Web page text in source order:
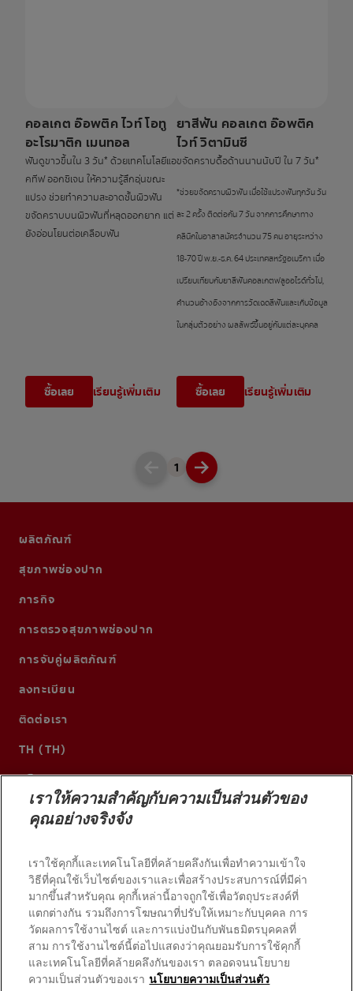
คอลเกต อ๊อพติค ไวท์ โอทู
อะโรมาติก เมนทอล
ฟันดูขาวขึ้นใน 3 วัน* ด้วยเทคโนโลยีแอ
คทีฟ ออกซิเจน ให้ความรู้สึกอุ่นขณะ
แปรง ช่วยทำความสะอาดชั้นผิวฟัน
ขจัดคราบบนผิวฟันที่หลุดออกยาก แต่
ยังอ่อนโยนต่อเคลือบฟัน
ซื้อเลย เรียนรู้เพิ่มเติม
ยาสีฟัน คอลเกต อ๊อพติค
ไวท์ วิตามินซี
ขจัดคราบดื้อด้านนานนับปี ใน 7 วัน*
*ช่วยขจัดคราบผิวฟัน เมื่อใช้แปรงฟันทุกวัน วัน
ละ 2 ครั้ง ติดต่อกัน 7 วัน จากการศึกษาทาง
คลินิกในอาสาสมัครจำนวน 75 คน อายุระหว่าง
18-70 ปี พ.ย.-ธ.ค. 64 ประเทศสหรัฐอเมริกา เมื่อ
เปรียบเทียบกับยาสีฟันคอลเกตฟลูออไรด์ทั่วไป,
คำนวนอ้างอิงจากการวัดเฉดสีฟันและเก็บข้อมูล
ในกลุ่มตัวอย่าง ผลลัพธ์ขึ้นอยู่กับแต่ละบุคคล
ซื้อเลย เรียนรู้เพิ่มเติม
1
ผลิตภัณฑ์
สุขภาพช่องปาก
ภารกิจ
การตรวจสุขภาพช่องปาก
การจับคู่ผลิตภัณฑ์
ลงทะเบียน
ติดต่อเรา
TH (TH)
© 2026 บริษัท คอลเกต-ปาล์มโอลีฟ สงวนลิขสิทธิ์
เงื่อนไขการใช้งาน
เราให้ความสำคัญกับความเป็นส่วนตัวของ
คุณอย่างจริงจัง
เราใช้คุกกี้และเทคโนโลยีที่คล้ายคลึงกันเพื่อทำความเข้าใจ
วิธีที่คุณใช้เว็บไซต์ของเราและเพื่อสร้างประสบการณ์ที่มีค่า
มากขึ้นสำหรับคุณ คุกกี้เหล่านี้อาจถูกใช้เพื่อวัตถุประสงค์ที่
แตกต่างกัน รวมถึงการโฆษณาที่ปรับให้เหมาะกับบุคคล การ
วัดผลการใช้งานไซต์ และการแบ่งปันกับพันธมิตรบุคคลที่
สาม การใช้งานไซต์นี้ต่อไปแสดงว่าคุณยอมรับการใช้คุกกี้
และเทคโนโลยีที่คล้ายคลึงกันของเรา ตลอดจนนโยบาย
ความเป็นส่วนตัวของเรา นโยบายความเป็นส่วนตัว